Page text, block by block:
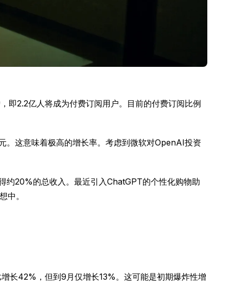
2.2亿人将成为付费订阅用户。目前的付费订阅比例
这意味着极高的增长率。考虑到微软对OpenAI投资
约20%的总收入。最近引入ChatGPT的个性化购物助
中。
长42%，但到9月仅增长13%。这可能是初期爆炸性增